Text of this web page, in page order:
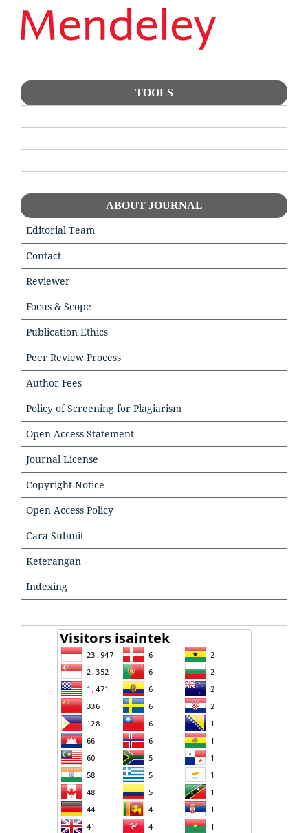
TOOLS
ABOUT JOURNAL
Editorial Team
Contact
Reviewer
Focus & Scope
Publication Ethics
Peer Review Process
Author Fees
Policy of Screening for Plagiarism
Open Access Statement
Journal License
Copyright Notice
Open Access Policy
Cara Submit
Keterangan
Indexing